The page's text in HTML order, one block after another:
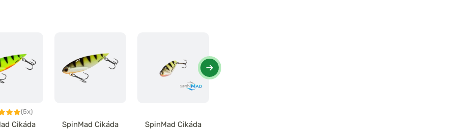
(5x)
Cikáda
SpinMad Cikáda
SpinMad Cikáda